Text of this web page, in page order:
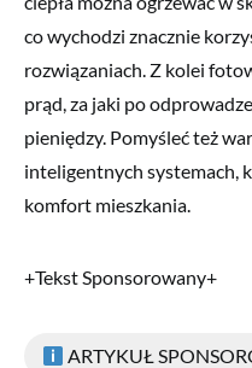
co wychodzi znacznie
rozwiązaniach. Z kolei
prąd, za jaki po
pieniędzy. Pomyśleć też
inteligentnych systemach,
komfort mieszkania.
+Tekst Sponsorowany+
ARTYKUŁ